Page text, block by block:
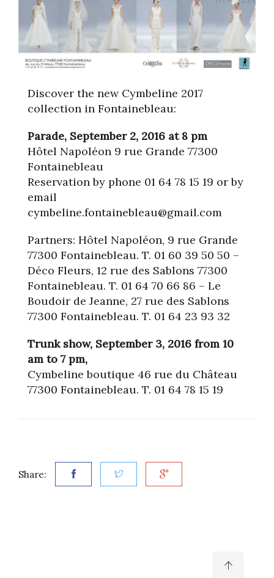
Discover the new Cymbeline 2017
collection in Fontainebleau:
Parade, September 2, 2016 at 8 pm
Hôtel Napoléon 9 rue Grande 77300
Fontainebleau
Reservation by phone 01 64 78 15 19 or by
email
cymbeline.fontainebleau@gmail.com
Partners: Hôtel Napoléon, 9 rue Grande
77300 Fontainebleau. T. 01 60 39 50 50 –
Déco Fleurs, 12 rue des Sablons 77300
Fontainebleau. T. 01 64 70 66 86 – Le
Boudoir de Jeanne, 27 rue des Sablons
77300 Fontainebleau. T. 01 64 23 93 32
Trunk show, September 3, 2016 from 10
am to 7 pm,
Cymbeline boutique 46 rue du Château
77300 Fontainebleau. T. 01 64 78 15 19
Share: